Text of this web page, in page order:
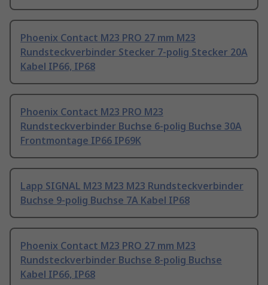
Phoenix Contact M23 PRO 27 mm M23
Rundsteckverbinder Stecker 7-polig Stecker 20A
Kabel IP66, IP68
Phoenix Contact M23 PRO M23
Rundsteckverbinder Buchse 6-polig Buchse 30A
Frontmontage IP66 IP69K
Lapp SIGNAL M23 M23 M23 Rundsteckverbinder
Buchse 9-polig Buchse 7A Kabel IP68
Phoenix Contact M23 PRO 27 mm M23
Rundsteckverbinder Buchse 8-polig Buchse
Kabel IP66, IP68